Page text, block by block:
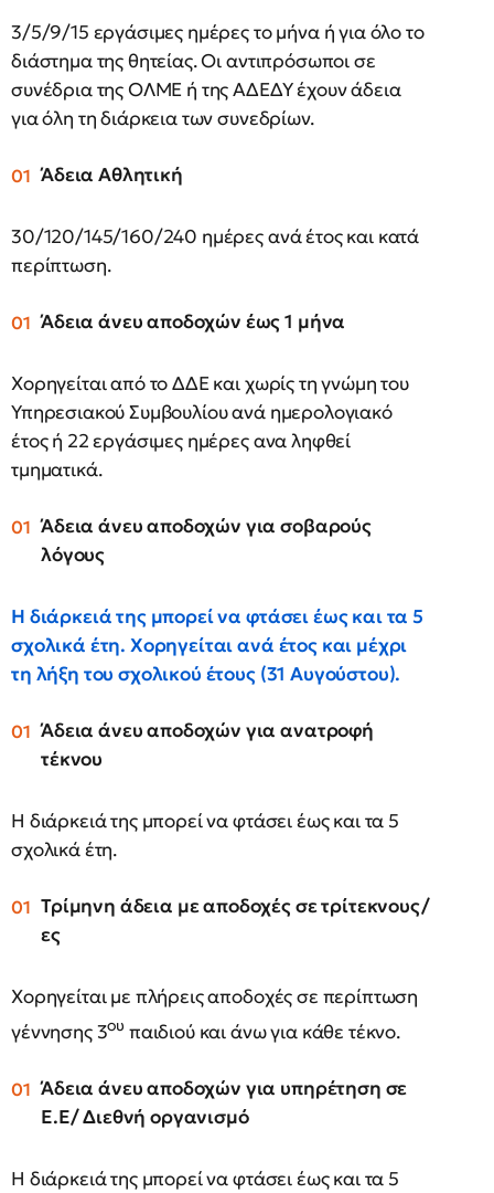
3/5/9/15 εργάσιμες ημέρες το μήνα ή για όλο το
διάστημα της θητείας. Οι αντιπρόσωποι σε
συνέδρια της ΟΛΜΕ ή της ΑΔΕΔΥ έχουν άδεια
για όλη τη διάρκεια των συνεδρίων.
Άδεια Αθλητική
30/120/145/160/240 ημέρες ανά έτος και κατά
περίπτωση.
Άδεια άνευ αποδοχών έως 1 μήνα
Χορηγείται από το ΔΔΕ και χωρίς τη γνώμη του
Υπηρεσιακού Συμβουλίου ανά ημερολογιακό
έτος ή 22 εργάσιμες ημέρες ανα ληφθεί
τμηματικά.
Άδεια άνευ αποδοχών για σοβαρούς
λόγους
Η διάρκειά της μπορεί να φτάσει έως και τα 5
σχολικά έτη. Χορηγείται ανά έτος και μέχρι
τη λήξη του σχολικού έτους (31 Αυγούστου).
Άδεια άνευ αποδοχών για ανατροφή
τέκνου
Η διάρκειά της μπορεί να φτάσει έως και τα 5
σχολικά έτη.
Τρίμηνη άδεια με αποδοχές σε τρίτεκνους/
ες
Χορηγείται με πλήρεις αποδοχές σε περίπτωση
γέννησης 3ου παιδιού και άνω για κάθε τέκνο.
Άδεια άνευ αποδοχών για υπηρέτηση σε
Ε.Ε/ Διεθνή οργανισμό
Η διάρκειά της μπορεί να φτάσει έως και τα 5